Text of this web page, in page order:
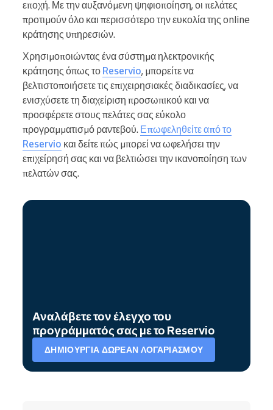
εποχή. Με την αυξανόμενη ψηφιοποίηση, οι πελάτες
προτιμούν όλο και περισσότερο την ευκολία της online
κράτησης υπηρεσιών.
Χρησιμοποιώντας ένα σύστημα ηλεκτρονικής
κράτησης όπως το Reservio, μπορείτε να
βελτιστοποιήσετε τις επιχειρησιακές διαδικασίες, να
ενισχύσετε τη διαχείριση προσωπικού και να
προσφέρετε στους πελάτες σας εύκολο
προγραμματισμό ραντεβού. Επωφεληθείτε από το
Reservio και δείτε πώς μπορεί να ωφελήσει την
επιχείρησή σας και να βελτιώσει την ικανοποίηση των
πελατών σας.
Αναλάβετε τον έλεγχο του
προγράμματός σας με το Reservio
ΔΗΜΙΟΥΡΓΊΑ ΔΩΡΕΆΝ ΛΟΓΑΡΙΑΣΜΟΎ